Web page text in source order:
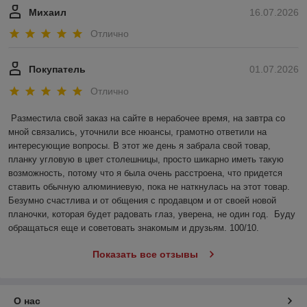
16.07.2026
Михаил
Отлично
01.07.2026
Покупатель
Отлично
Разместила свой заказ на сайте в нерабочее время, на завтра со
мной связались, уточнили все нюансы, грамотно ответили на
интересующие вопросы. В этот же день я забрала свой товар,
планку угловую в цвет столешницы, просто шикарно иметь такую
возможность, потому что я была очень расстроена, что придется
ставить обычную алюминиевую, пока не наткнулась на этот товар.
Безумно счастлива и от общения с продавцом и от своей новой
планочки, которая будет радовать глаз, уверена, не один год.  Буду
обращаться еще и советовать знакомым и друзьям. 100/10.
Показать все отзывы
О нас